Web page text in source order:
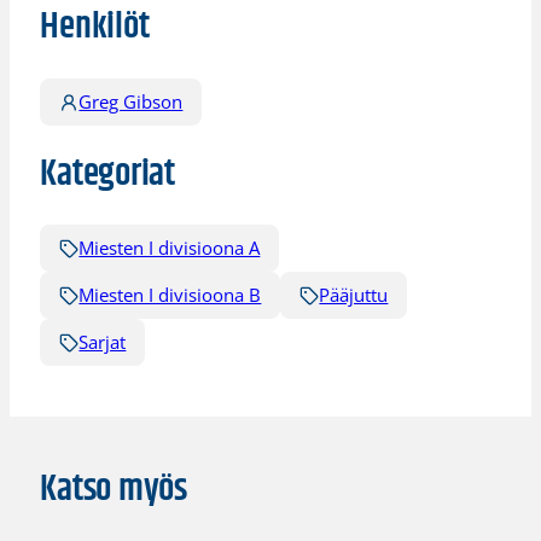
Henkilöt
Greg Gibson
Kategoriat
Miesten I divisioona A
Miesten I divisioona B
Pääjuttu
Sarjat
Katso myös